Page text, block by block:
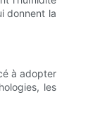
donnent la
à adopter
les